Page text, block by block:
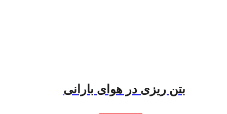
بتن ریزی در هوای بارانی